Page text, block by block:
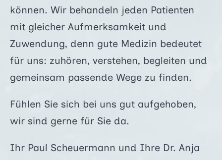
können. Wir behandeln jeden Patienten
mit gleicher Aufmerksamkeit und
Zuwendung, denn gute Medizin bedeutet
für uns: zuhören, verstehen, begleiten und
gemeinsam passende Wege zu finden.
Fühlen Sie sich bei uns gut aufgehoben,
wir sind gerne für Sie da.
Ihr Paul Scheuermann und Ihre Dr. Anja